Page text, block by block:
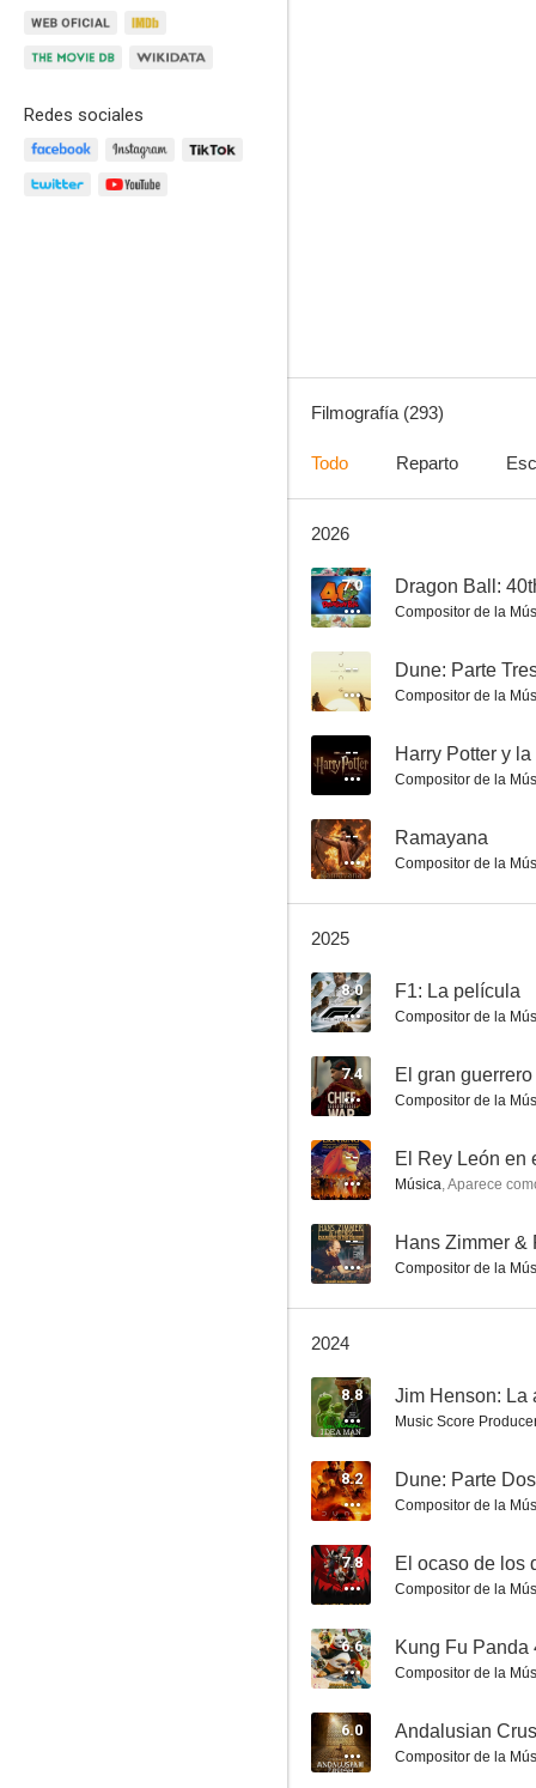
Redes sociales
8.6
8.4
Top Gun: Maverick
Planeta Tierra
8.3
El Principito
Filmografía (293)
Todo Reparto
2026
7.0
Compositor de la
-- Dune: Parte
Compositor de la
-- Harry Potter y
Compositor de la
-- Ramayana
Compositor de la
2025
8.0 F1: La película
Compositor de la
7.4 El gran guerrero
Compositor de la
-- El Rey León en
Música,Aparece
--
Compositor de la
2024
8.8
Music Score
8.2 Dune: Parte Dos
Compositor de la
7.8 El ocaso de los
Compositor de la
6.6 Kung Fu Panda
Compositor de la
6.0 Andalusian
Compositor de la